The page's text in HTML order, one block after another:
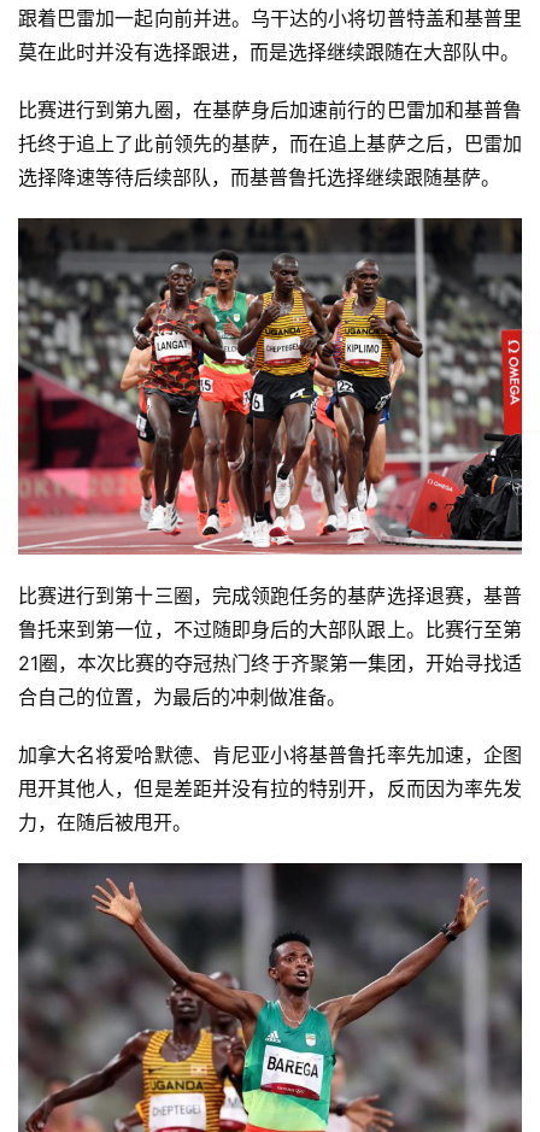
比
观
察
备
训
练
视
频
跟着巴雷加一起向前并进。乌干达的小将切普特盖和基普里
莫在此时并没有选择跟进，而是选择继续跟随在大部队中。
比赛进行到第九圈，在基萨身后加速前行的巴雷加和基普鲁
托终于追上了此前领先的基萨，而在追上基萨之后，巴雷加
选择降速等待后续部队，而基普鲁托选择继续跟随基萨。
比赛进行到第十三圈，完成领跑任务的基萨选择退赛，基普
鲁托来到第一位，不过随即身后的大部队跟上。比赛行至第
21圈，本次比赛的夺冠热门终于齐聚第一集团，开始寻找适
合自己的位置，为最后的冲刺做准备。
加拿大名将爱哈默德、肯尼亚小将基普鲁托率先加速，企图
甩开其他人，但是差距并没有拉的特别开，反而因为率先发
力，在随后被甩开。